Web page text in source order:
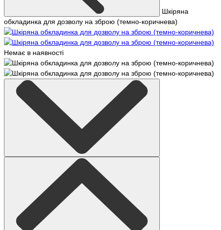
Шкіряна
обкладинка для дозволу на зброю (темно-коричнева)
Немає в наявності